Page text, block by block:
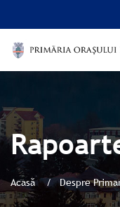
Acasă Despre